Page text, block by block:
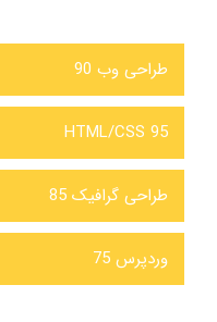
طراحی وب 90
HTML/CSS 95
طراحی گرافیک 85
وردپرس 75